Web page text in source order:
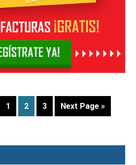
1 2 3 Next Page »